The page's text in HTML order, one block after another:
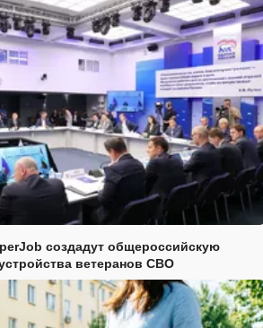
создадут общероссийскую
ветеранов СВО